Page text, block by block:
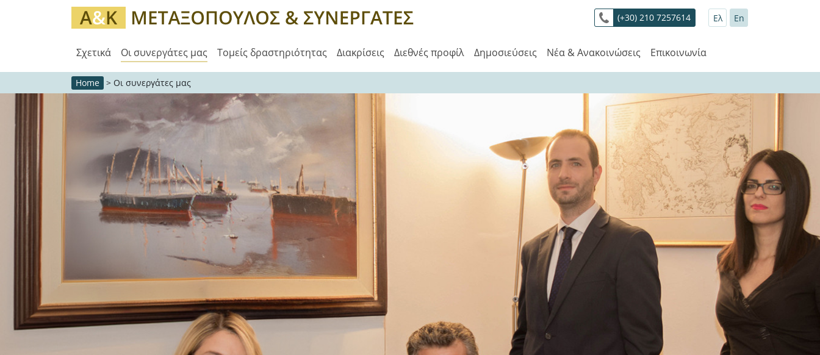
(+30) 210 7257614 Ελ En
Σχετικά Οι συνεργάτες μας Τομείς δραστηριότητας Διακρίσεις Διεθνές προφίλ Δημοσιεύσεις Νέα & Ανακοινώσεις Επικοινωνία
Home > Οι συνεργάτες μας